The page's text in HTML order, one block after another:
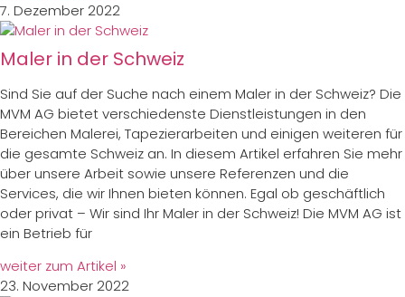
7. Dezember 2022
Maler in der Schweiz
Sind Sie auf der Suche nach einem Maler in der Schweiz? Die
MVM AG bietet verschiedenste Dienstleistungen in den
Bereichen Malerei, Tapezierarbeiten und einigen weiteren für
die gesamte Schweiz an. In diesem Artikel erfahren Sie mehr
über unsere Arbeit sowie unsere Referenzen und die
Services, die wir Ihnen bieten können. Egal ob geschäftlich
oder privat – Wir sind Ihr Maler in der Schweiz! Die MVM AG ist
ein Betrieb für
weiter zum Artikel »
23. November 2022